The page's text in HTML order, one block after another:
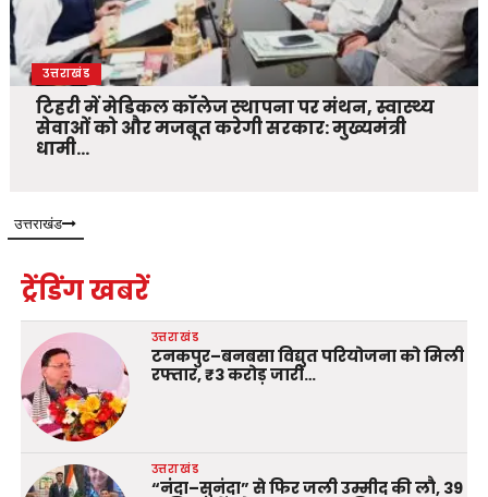
उत्तराखंड
टिहरी में मेडिकल कॉलेज स्थापना पर मंथन, स्वास्थ्य
सेवाओं को और मजबूत करेगी सरकार: मुख्यमंत्री
धामी…
उत्तराखंड
ट्रेंडिंग खबरें
उत्तराखंड
टनकपुर–बनबसा विद्युत परियोजना को मिली
रफ्तार, ₹3 करोड़ जारी…
उत्तराखंड
“नंदा–सुनंदा” से फिर जली उम्मीद की लौ, 39